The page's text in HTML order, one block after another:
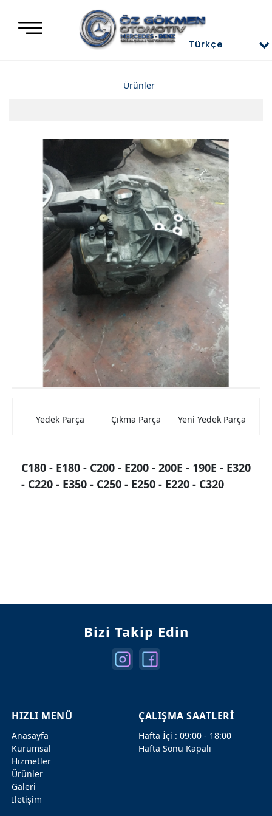
Ürünler
Mercedes Motor Aksamları ve Komple Motorlar
Mercedes Difransiyel
Mercedes Üst Kapaklar
Mercedes Direksiyon Power
Mercedes Radyatör ve İnterkol
Mercedes Ön ve Arka Tampon
Mercedes Kaporta Aksamları
Mercedes Elektrik Aksamları
Mercedes Beyin
Mercedes Farlar ve Stop Lambası
Mercedes Şarz ve Marş Dinamolar
Mercedes Cam Krikosu
Mercedes Jantlar
Yedek Parça Çıkma Parça Yeni Yedek Parça
C180 - E180 - C200 - E200 - 200E - 190E - E320
- C220 - E350 - C250 - E250 - E220 - C320
Türkçe
English
Bizi Takip Edin
HIZLI MENÜ
Anasayfa
Kurumsal
Hizmetler
Ürünler
Galeri
İletişim
ÇALIŞMA SAATLERİ
Hafta İçi : 09:00 - 18:00
Hafta Sonu Kapalı